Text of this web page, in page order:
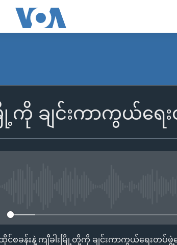
မြို့ကို ချင်းကာကွယ်ရ
စခန်းနဲ့ ကျီခါးမြို့တို့ကို ချင်းကာကွယ်ရေးတပ်